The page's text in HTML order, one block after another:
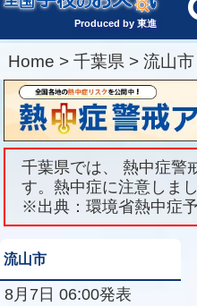
Produced by 東進
Home > 千葉県 > 流山市
千葉県では、 熱中症警
す。熱中症に注意しまし
※出典：環境省熱中症
流山市
8月7日 06:00発表